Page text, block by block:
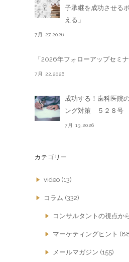
子承継を成功させる
える」
7月 27,2026
「2026年フォローアップセミ
7月 22,2026
成功する！歯科医院
ング対策 ５２８号
7月 13,2026
カテゴリー
video (13)
コラム (332)
コンサルタントの視点か
マーケティングヒント
メールマガジン (155)